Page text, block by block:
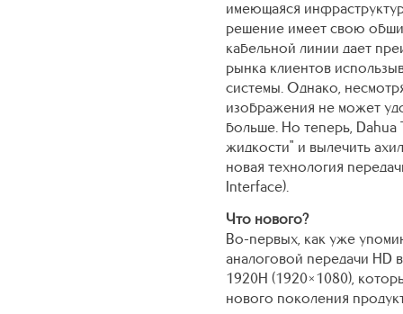
имеющаяся
решение имеет свою
кабельной линии дает
рынка клиентов
системы. Однако,
изображения не может
больше. Но теперь, Dahua
жидкости" и вылечить
новая технология
Interface).
Что нового?
Во-первых, как уже
аналоговой передачи HD
1920H (1920×1080),
нового поколения